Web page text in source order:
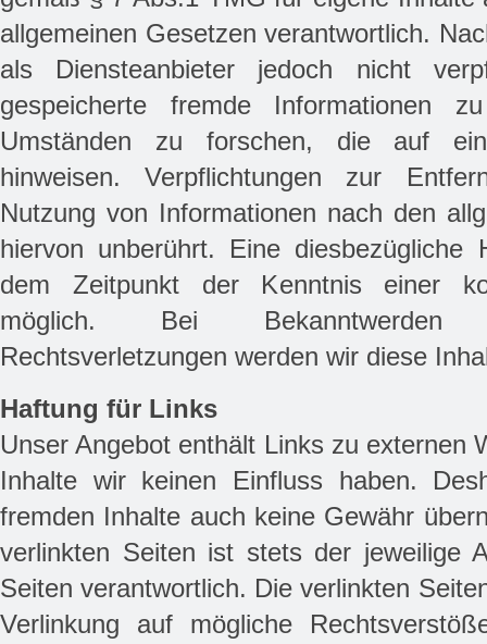
allgemeinen Gesetzen verantwortlich.
als Diensteanbieter jedoch nicht
gespeicherte fremde Informationen
Umständen zu forschen, die auf
hinweisen. Verpflichtungen zur
Nutzung von Informationen nach den
hiervon unberührt. Eine
dem Zeitpunkt der Kenntnis einer
möglich. Bei Bekanntwerden
Rechtsverletzungen werden wir diese
Haftung für Links
Unser Angebot enthält Links zu externen
Inhalte wir keinen Einfluss haben.
fremden Inhalte auch keine Gewähr
verlinkten Seiten ist stets der jeweilige
Seiten verantwortlich. Die verlinkten
Verlinkung auf mögliche